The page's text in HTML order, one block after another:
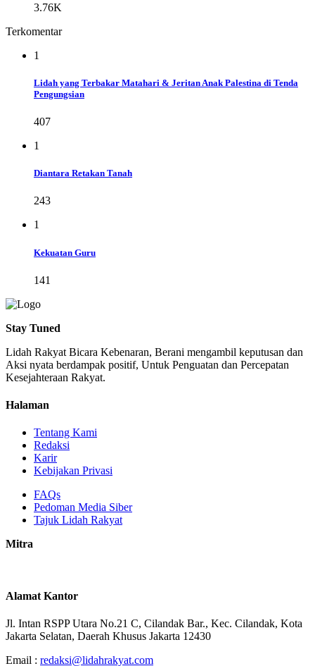
3.76K
Terkomentar
1
Lidah yang Terbakar Matahari & Jeritan Anak Palestina di Tenda
Pengungsian
407
1
Diantara Retakan Tanah
243
1
Kekuatan Guru
141
Stay Tuned
Lidah Rakyat Bicara Kebenaran, Berani mengambil keputusan dan
Aksi nyata berdampak positif, Untuk Penguatan dan Percepatan
Kesejahteraan Rakyat.
Halaman
Tentang Kami
Redaksi
Karir
Kebijakan Privasi
FAQs
Pedoman Media Siber
Tajuk Lidah Rakyat
Mitra
Alamat Kantor
Jl. Intan RSPP Utara No.21 C, Cilandak Bar., Kec. Cilandak, Kota
Jakarta Selatan, Daerah Khusus Jakarta 12430
Email : redaksi@lidahrakyat.com